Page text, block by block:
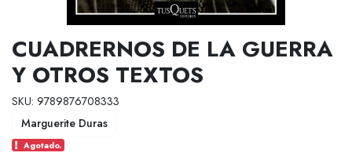
CUADRERNOS DE LA GUERRA
Y OTROS TEXTOS
SKU: 9789876708333
Marguerite Duras
Agotado.